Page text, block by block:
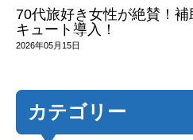
70代旅好き女性が絶賛！
キュート導入！
2026年05月15日
カテゴリー